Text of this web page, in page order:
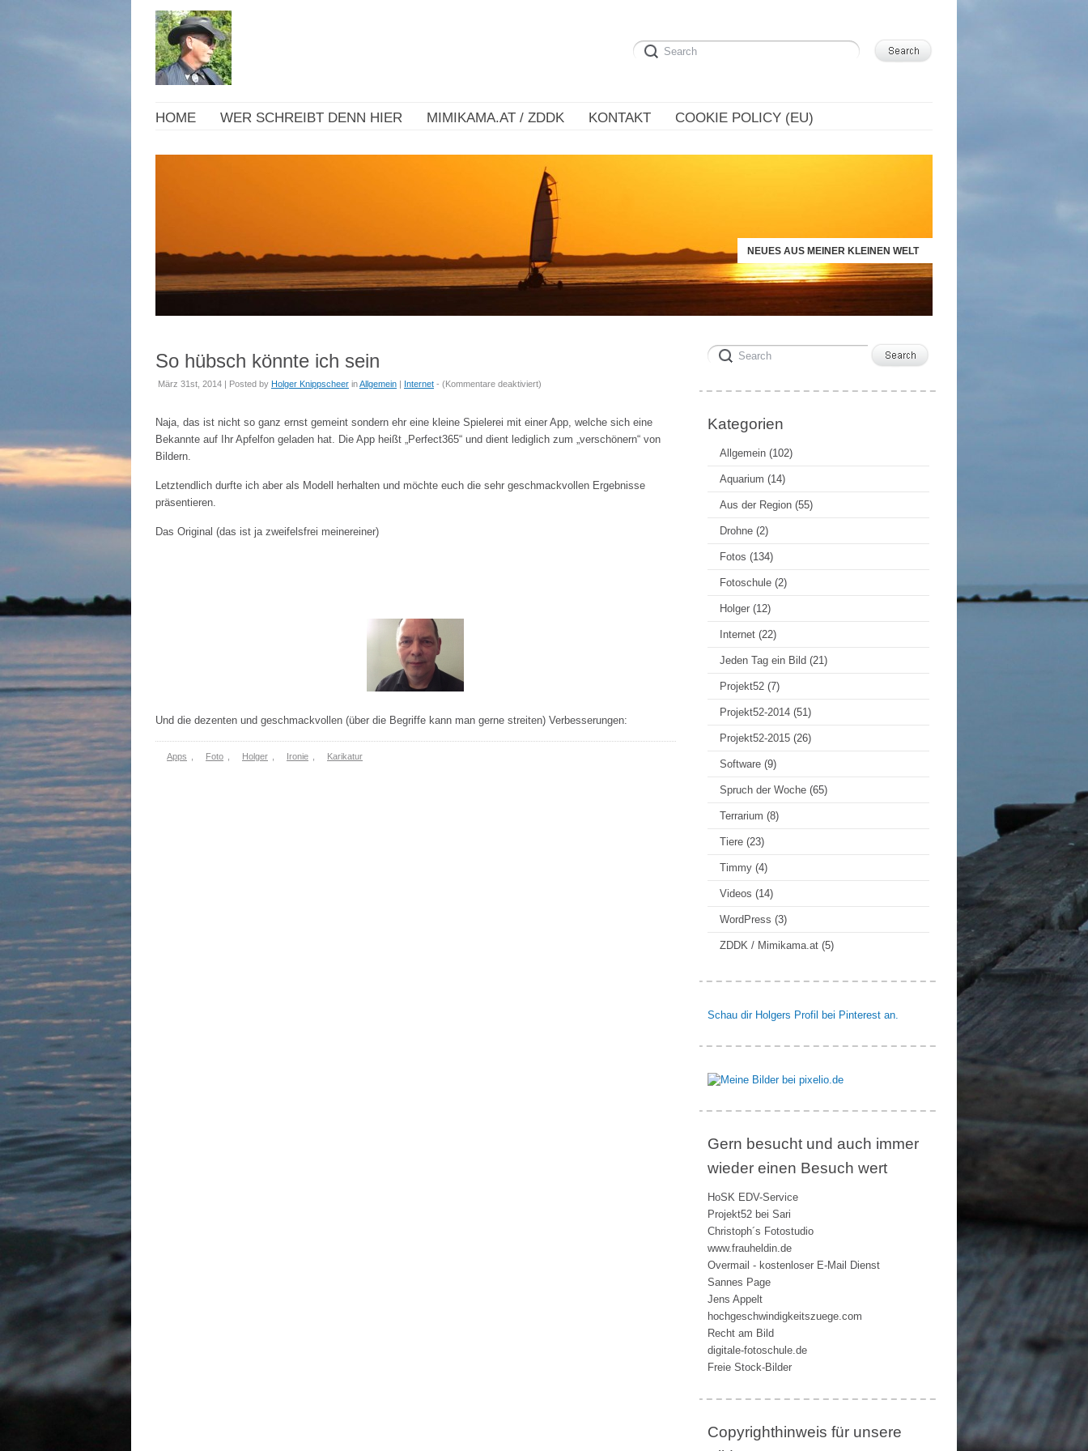
HOME WER SCHREIBT DENN HIER MIMIKAMA.AT / ZDDK KONTAKT COOKIE POLICY (EU)
NEUES AUS MEINER KLEINEN WELT
So hübsch könnte ich sein
März 31st, 2014 | Posted by Holger Knippscheer inAllgemein | Internet - (Kommentare deaktiviertfür
hübsch
könnte
)
Naja, das ist nicht so ganz ernst gemeint sondern ehr eine kleine Spielerei mit einer App, welche sich eine
Bekannte auf Ihr Apfelfon geladen hat. Die App heißt „Perfect365“ und dient lediglich zum „verschönern“ von
Bildern.
Letztendlich durfte ich aber als Modell herhalten und möchte euch die sehr geschmackvollen Ergebnisse
präsentieren.
Das Original (das ist ja zweifelsfrei meinereiner)
Und die dezenten und geschmackvollen (über die Begriffe kann man gerne streiten) Verbesserungen:
Apps Foto Holger Ironie Karikatur
Kategorien
Allgemein (102)
Aquarium (14)
Aus der Region (55)
Drohne (2)
Fotos (134)
Fotoschule (2)
Holger (12)
Internet (22)
Jeden Tag ein Bild (21)
Projekt52 (7)
Projekt52-2014 (51)
Projekt52-2015 (26)
Software (9)
Spruch der Woche (65)
Terrarium (8)
Tiere (23)
Timmy (4)
Videos (14)
WordPress (3)
ZDDK / Mimikama.at (5)
Schau dir Holgers Profil bei Pinterest an.
Gern besucht und auch immer
wieder einen Besuch wert
HoSK EDV-Service
Projekt52 bei Sari
Christoph´s Fotostudio
www.frauheldin.de
Overmail - kostenloser E-Mail Dienst
Sannes Page
Jens Appelt
hochgeschwindigkeitszuege.com
Recht am Bild
digitale-fotoschule.de
Freie Stock-Bilder
Copyrighthinweis für unsere